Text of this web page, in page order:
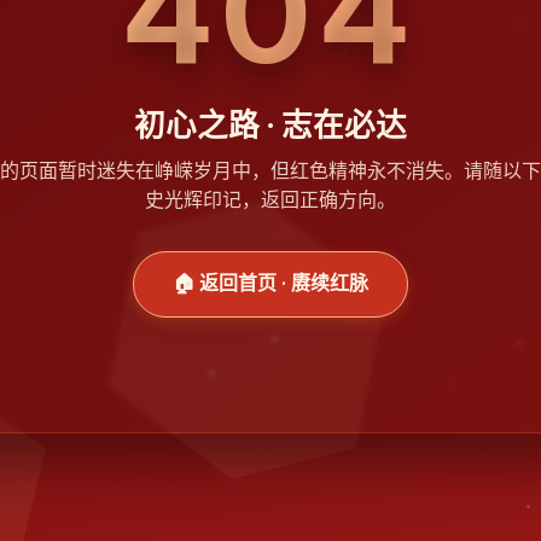
初心之路 · 志在必达
页面暂时迷失在峥嵘岁月中，但红色精神永不消失。请随以
史光辉印记，返回正确方向。
🏠 返回首页 · 赓续红脉